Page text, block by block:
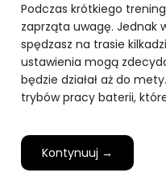
Podczas krótkiego
zaprząta uwagę. Jednak
spędzasz na trasie
ustawienia mogą
będzie działał aż do
trybów pracy baterii,
Kontynuuj →